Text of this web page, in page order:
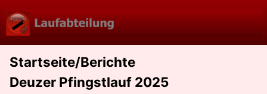
Startseite/Berichte
Deuzer Pfingstlauf 2025